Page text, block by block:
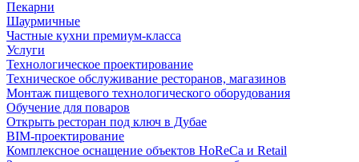
Пекарни
Шаурмичные
Частные кухни премиум-класса
Услуги
Технологическое проектирование
Техническое обслуживание ресторанов, магазинов
Монтаж пищевого технологического оборудования
Обучение для поваров
Открыть ресторан под ключ в Дубае
BIM-проектирование
Комплексное оснащение объектов HoReCa и Retail